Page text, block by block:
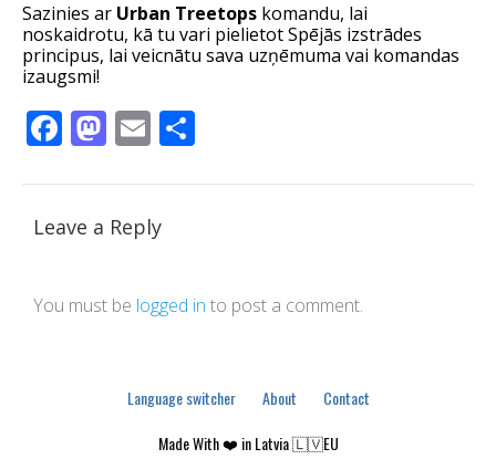
Sazinies ar Urban Treetops komandu, lai
noskaidrotu, kā tu vari pielietot Spējās izstrādes
principus, lai veicnātu sava uzņēmuma vai komandas
izaugsmi!
Facebook
Mastodon
Email
Leave a Reply
You must be logged in to post a comment.
Language switcher About
Contact
Made With ❤️ in Latvia 🇱🇻EU